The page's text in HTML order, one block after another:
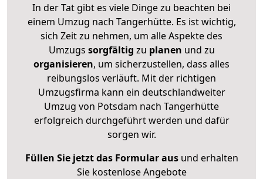
In der Tat gibt es viele Dinge zu beachten bei
einem Umzug nach Tangerhütte. Es ist wichtig,
sich Zeit zu nehmen, um alle Aspekte des
Umzugs sorgfältig zu planen und zu
organisieren, um sicherzustellen, dass alles
reibungslos verläuft. Mit der richtigen
Umzugsfirma kann ein deutschlandweiter
Umzug von Potsdam nach Tangerhütte
erfolgreich durchgeführt werden und dafür
sorgen wir.
Füllen Sie jetzt das Formular ausund erhalten
Sie kostenlose Angebote